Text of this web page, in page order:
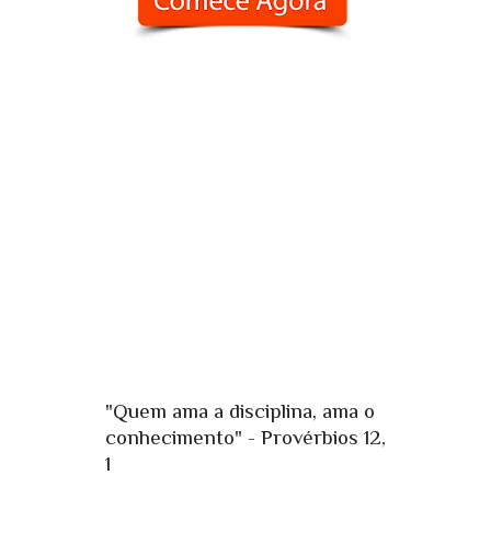
"Quem ama a disciplina, ama o
conhecimento" - Provérbios 12,
1